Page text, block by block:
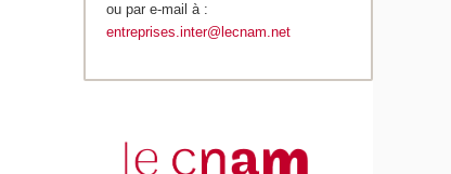
ou par e-mail à :
entreprises.inter@lecnam.net